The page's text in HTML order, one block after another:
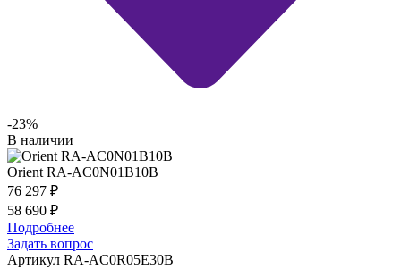
-23%
В наличии
Orient RA-AC0N01B10B
76 297 ₽
58 690 ₽
Подробнее
Задать вопрос
Артикул RA-AC0R05E30B